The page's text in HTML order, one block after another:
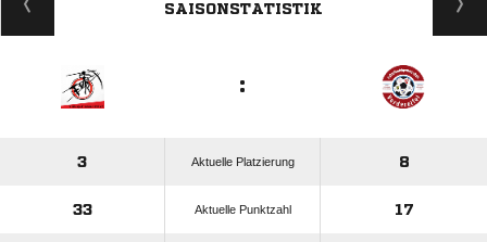
SAISONSTATISTIK
:
3 Aktuelle Platzierung 8
33 Aktuelle Punktzahl 17